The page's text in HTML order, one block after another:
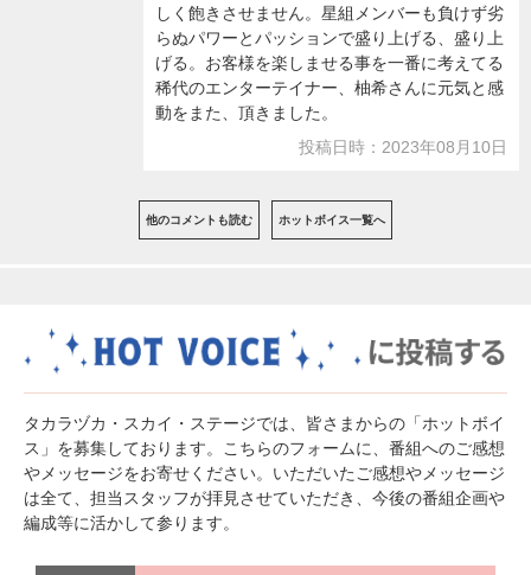
しく飽きさせません。星組メンバーも負けず劣
らぬパワーとパッションで盛り上げる、盛り上
げる。お客様を楽しませる事を一番に考えてる
稀代のエンターテイナー、柚希さんに元気と感
動をまた、頂きました。
投稿日時：2023年08月10日
他のコメントも読む ホットボイス一覧へ
タカラヅカ・スカイ・ステージでは、皆さまからの「ホットボイ
ス」を募集しております。こちらのフォームに、番組へのご感想
やメッセージをお寄せください。いただいたご感想やメッセージ
は全て、担当スタッフが拝見させていただき、今後の番組企画や
編成等に活かして参ります。